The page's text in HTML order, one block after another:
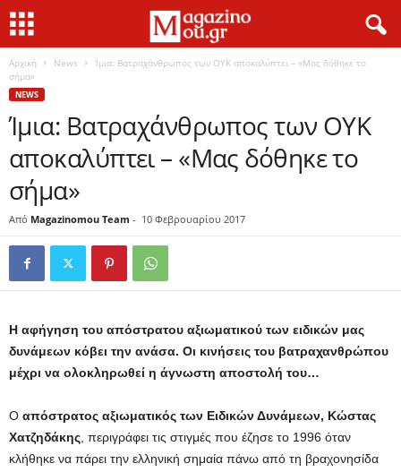
Αρχική News
Ίμια: Βατραχάνθρωπος των ΟΥΚ αποκαλύπτει – «Μας δόθηκε το
σήμα»
NEWS
Ίμια: Βατραχάνθρωπος των ΟΥΚ
αποκαλύπτει – «Μας δόθηκε το
σήμα»
Από Magazinomou Team - 10 Φεβρουαρίου 2017
Η αφήγηση του απόστρατου αξιωματικού των ειδικών μας
δυνάμεων κόβει την ανάσα. Οι κινήσεις του βατραχανθρώπου
μέχρι να ολοκληρωθεί η άγνωστη αποστολή του…
Ο απόστρατος αξιωματικός των Ειδικών Δυνάμεων, Κώστας
Χατζηδάκης , περιγράφει τις στιγμές που έζησε το 1996 όταν
κλήθηκε να πάρει την ελληνική σημαία πάνω από τη βραχονησίδα